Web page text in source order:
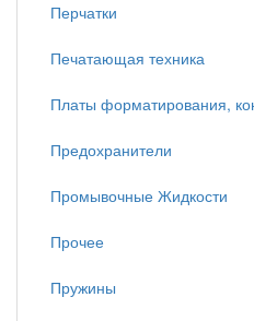
Перчатки
Печатающая техника
Платы форматирования,
Предохранители
Промывочные Жидкости
Прочее
Пружины